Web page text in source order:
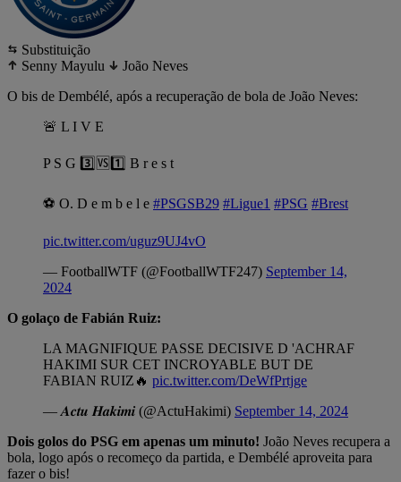
Substituição
Senny Mayulu
João Neves
O bis de Dembélé, após a recuperação de bola de João Neves:
🚨 L I V E
P S G 3️⃣🆚1️⃣ B r e s t
⚽️ O. D e m b e l e #PSGSB29 #Ligue1 #PSG #Brest
pic.twitter.com/uguz9UJ4vO
— FootballWTF (@FootballWTF247) September 14,
2024
O golaço de Fabián Ruiz:
LA MAGNIFIQUE PASSE DECISIVE D 'ACHRAF
HAKIMI SUR CET INCROYABLE BUT DE
FABIAN RUIZ🔥 pic.twitter.com/DeWfPrtjge
— 𝑨𝒄𝒕𝒖 𝑯𝒂𝒌𝒊𝒎𝒊 (@ActuHakimi) September 14, 2024
Dois golos do PSG em apenas um minuto! João Neves recupera a
bola, logo após o recomeço da partida, e Dembélé aproveita para
fazer o bis!